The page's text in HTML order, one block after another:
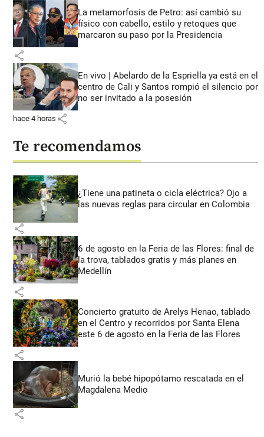
La metamorfosis de Petro: así cambió su
físico con cabello, estilo y retoques que
marcaron su paso por la Presidencia
share
En vivo | Abelardo de la Espriella ya está en el
centro de Cali y Santos rompió el silencio por
no ser invitado a la posesión
hace 4 horas share
Te recomendamos
¿Tiene una patineta o cicla eléctrica? Ojo a
las nuevas reglas para circular en Colombia
share
6 de agosto en la Feria de las Flores: final de
la trova, tablados gratis y más planes en
Medellín
share
Concierto gratuito de Arelys Henao, tablado
en el Centro y recorridos por Santa Elena
este 6 de agosto en la Feria de las Flores
share
Murió la bebé hipopótamo rescatada en el
Magdalena Medio
share